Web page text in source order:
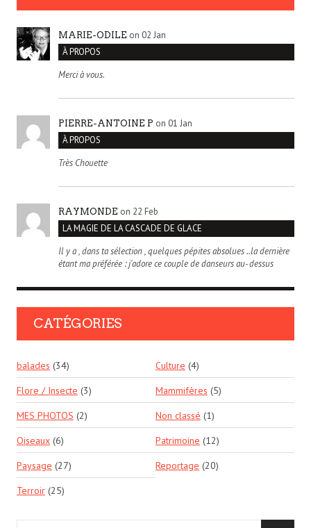
MARIE-ODILE on 02 Jan
À PROPOS
Merci à vous.
PIERRE-ANTOINE P on 01 Jan
À PROPOS
Très Chouette
RAYMONDE on 22 Feb
LA MAGIE DE LA CASCADE DE GLACE
Il y a , dans ta sélection , quelques pépites absolues ..la dernière
étant ma préférée : j'adore ce couple de danseurs au- dessus
CATÉGORIES
balades (34) Culture (4)
Flore / Insecte (3) Mammifères (5)
MES PHOTOS (2) Non classé (1)
Oiseaux (6) Patrimoine (12)
Paysage (27) Reportage (20)
Terroir (25)